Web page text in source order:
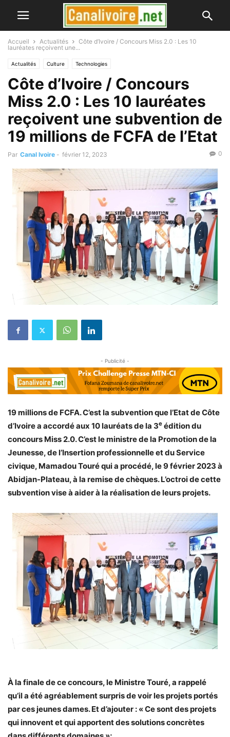
Accueil Actualités
Côte d’Ivoire / Concours Miss 2.0 : Les 10
lauréates reçoivent une...
Actualités Culture Technologies
Côte d’Ivoire / Concours
Miss 2.0 : Les 10 lauréates
reçoivent une subvention de
19 millions de FCFA de l’Etat
Par Canal Ivoire - février 12, 2023 0
- Publicité -
19 millions de FCFA. C’est la subvention que l’Etat de Côte
d’Ivoire a accordé aux 10 lauréats de la 3e édition du
concours Miss 2.0. C’est le ministre de la Promotion de la
Jeunesse, de l’Insertion professionnelle et du Service
civique, Mamadou Touré qui a procédé, le 9 février 2023 à
Abidjan-Plateau, à la remise de chèques. L’octroi de cette
subvention vise à aider à la réalisation de leurs projets.
À la finale de ce concours, le Ministre Touré, a rappelé
qu’il a été agréablement surpris de voir les projets portés
par ces jeunes dames. Et d’ajouter : « Ce sont des projets
qui innovent et qui apportent des solutions concrètes